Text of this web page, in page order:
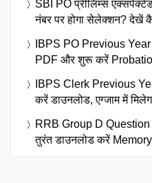
SBI PO प्रीलिम्स
नंबर पर होगा सेलेक्शन? देखें
IBPS PO Previous Year
PDF और शुरू करें
IBPS Clerk Previous
करें डाउनलोड, एग्जाम में
RRB Group D
तुरंत डाउनलोड करें